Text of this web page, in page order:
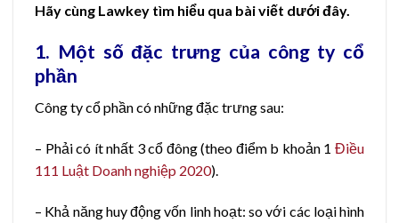
Hãy cùng Lawkey tìm hiểu qua bài viết dưới đây.
1. Một số đặc trưng của công ty cổ
phần
Công ty cổ phần có những đặc trưng sau:
– Phải có ít nhất 3 cổ đông (theo điểm b khoản 1 Điều
111 Luật Doanh nghiệp 2020).
– Khả năng huy động vốn linh hoạt: so với các loại hình